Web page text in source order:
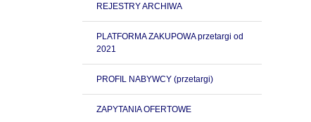
REJESTRY ARCHIWA
PLATFORMA ZAKUPOWA przetargi od
2021
PROFIL NABYWCY (przetargi)
ZAPYTANIA OFERTOWE